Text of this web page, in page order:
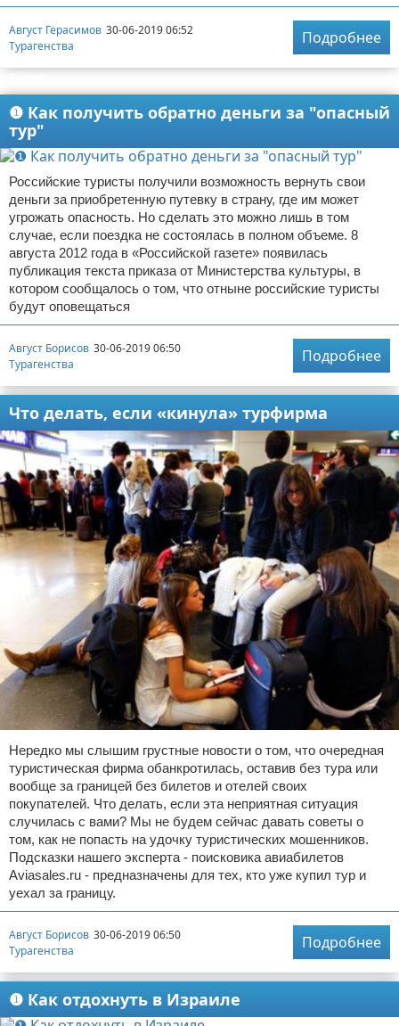
Август Герасимов 30-06-2019 06:52
Турагенства
Подробнее
❶ Как получить обратно деньги за "опасный
тур"
Российские туристы получили возможность вернуть свои
деньги за приобретенную путевку в страну, где им может
угрожать опасность. Но сделать это можно лишь в том
случае, если поездка не состоялась в полном объеме. 8
августа 2012 года в «Российской газете» появилась
публикация текста приказа от Министерства культуры, в
котором сообщалось о том, что отныне российские туристы
будут оповещаться
Август Борисов 30-06-2019 06:50
Турагенства
Подробнее
Что делать, если «кинула» турфирма
Нередко мы слышим грустные новости о том, что очередная
туристическая фирма обанкротилась, оставив без тура или
вообще за границей без билетов и отелей своих
покупателей. Что делать, если эта неприятная ситуация
случилась с вами? Мы не будем сейчас давать советы о
том, как не попасть на удочку туристических мошенников.
Подсказки нашего эксперта - поисковика авиабилетов
Aviasales.ru - предназначены для тех, кто уже купил тур и
уехал за границу.
Август Борисов 30-06-2019 06:50
Турагенства
Подробнее
❶ Как отдохнуть в Израиле